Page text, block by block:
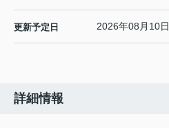
更新予定日 2026年08月10日
詳細情報